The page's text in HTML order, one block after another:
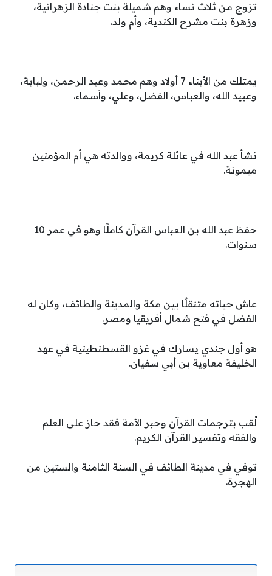
تزوج من ثلاث نساء وهم شميلة بنت جنادة الزهرانية،
وزهرة بنت مشرح الكندية، وأم ولد.
يمتلك من الأبناء 7 أولاد وهم محمد وعبد الرحمن، ولبابة،
وعبيد الله، والعباس، الفضل، وعلي، وأسماء.
نشأ عبد الله في عائلة كريمة، ووالدته هي أم المؤمنين
ميمونة.
حفظ عبد الله بن العباس القرآن كاملًا وهو في عمر 10
سنوات.
عاش حياته متنقلًا بين مكة والمدينة والطائف، وكان له
الفضل في فتح شمال أفريقيا ومصر.
هو أول جندي يسارك في غزو القسطنطينية في عهد
الخليفة معاوية بن أبي سفيان.
لُقب بترجمات القرآن وحبر الأمة فقد حاز على العلم
والفقه وتفسير القرآن الكريم.
توفي في مدينة الطائف في السنة الثامنة والستين من
الهجرة.